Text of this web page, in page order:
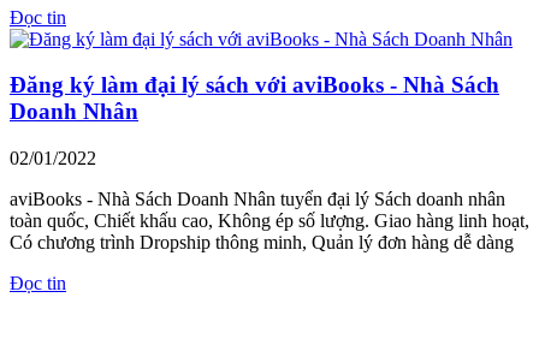
Đọc tin
Đăng ký làm đại lý sách với aviBooks - Nhà Sách
Doanh Nhân
02/01/2022
aviBooks - Nhà Sách Doanh Nhân tuyển đại lý Sách doanh nhân
toàn quốc, Chiết khấu cao, Không ép số lượng. Giao hàng linh hoạt,
Có chương trình Dropship thông minh, Quản lý đơn hàng dễ dàng
Đọc tin